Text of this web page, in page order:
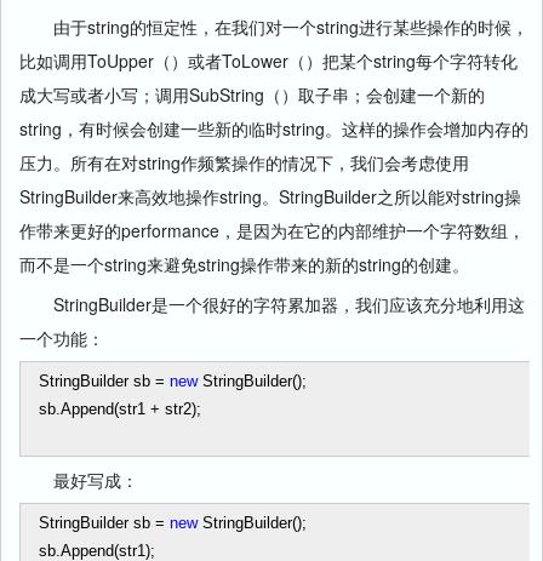
由于string的恒定性，在我们对一个string进行某些操作的时候，
比如调用ToUpper（）或者ToLower（）把某个string每个字符转化
成大写或者小写；调用SubString（）取子串；会创建一个新的
string，有时候会创建一些新的临时string。这样的操作会增加内存的
压力。所有在对string作频繁操作的情况下，我们会考虑使用
StringBuilder来高效地操作string。StringBuilder之所以能对string操
作带来更好的performance，是因为在它的内部维护一个字符数组，
而不是一个string来避免string操作带来的新的string的创建。
StringBuilder是一个很好的字符累加器，我们应该充分地利用这
一个功能：
StringBuilder sb = newStringBuilder();
sb.Append(str1 + str2);
最好写成：
StringBuilder sb = newStringBuilder();
sb.Append(str1);